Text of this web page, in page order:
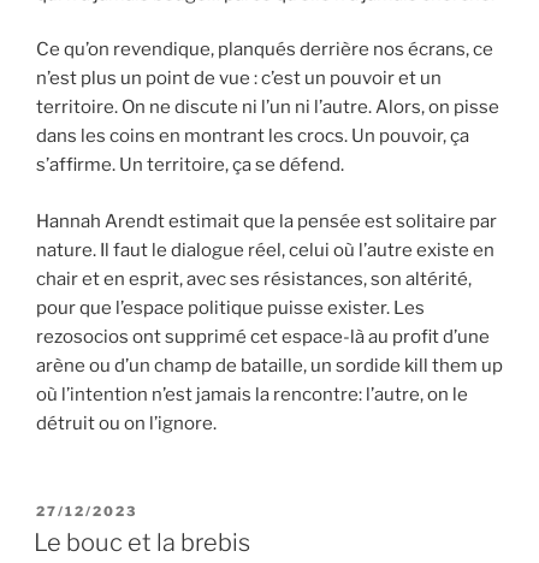
Ce qu’on revendique, planqués derrière nos écrans, ce
n’est plus un point de vue : c’est un pouvoir et un
territoire. On ne discute ni l’un ni l’autre. Alors, on pisse
dans les coins en montrant les crocs. Un pouvoir, ça
s’affirme. Un territoire, ça se défend.
Hannah Arendt estimait que la pensée est solitaire par
nature. Il faut le dialogue réel, celui où l’autre existe en
chair et en esprit, avec ses résistances, son altérité,
pour que l’espace politique puisse exister. Les
rezosocios ont supprimé cet espace-là au profit d’une
arène ou d’un champ de bataille, un sordide kill them up
où l’intention n’est jamais la rencontre: l’autre, on le
détruit ou on l’ignore.
PUBLIÉ
LE
27/12/2023
Le bouc et la brebis